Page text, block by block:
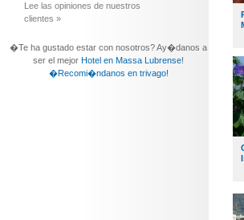
Lee las opiniones de nuestros
clientes »
�Te ha gustado estar con nosotros? Ay�danos a
ser el mejor Hotel en Massa Lubrense!
�Recomi�ndanos en trivago!